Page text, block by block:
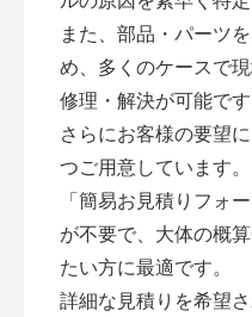
また、部品・パーツ
め、多くのケースで
修理・解決が可能です
さらにお客様の要望
つご用意しています。
「簡易お見積りフォ
が不要で、大体の概
たい方に最適です。
詳細な見積りを希望